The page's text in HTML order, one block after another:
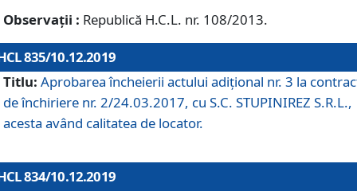
Observații : Republică H.C.L. nr. 108/2013.
835/10.12.2019
Titlu: Aprobarea încheierii actului adițional nr. 3 la
de închiriere nr. 2/24.03.2017, cu S.C. STUPINIREZ S.R.L.,
acesta având calitatea de locator.
834/10.12.2019